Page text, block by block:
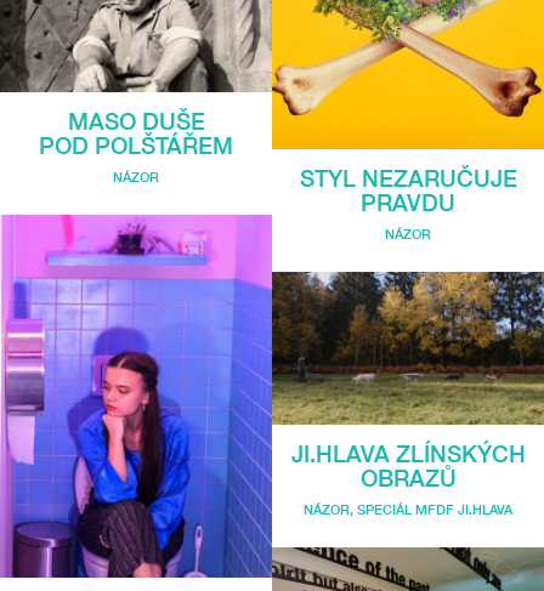
MASO DUŠE
POD POLŠTÁŘEM
NÁZOR
STYL NEZARUČUJE
PRAVDU
NÁZOR
JI.HLAVA ZLÍNSKÝCH
OBRAZŮ
NÁZOR, SPECIÁL MFDF JI.HLAVA